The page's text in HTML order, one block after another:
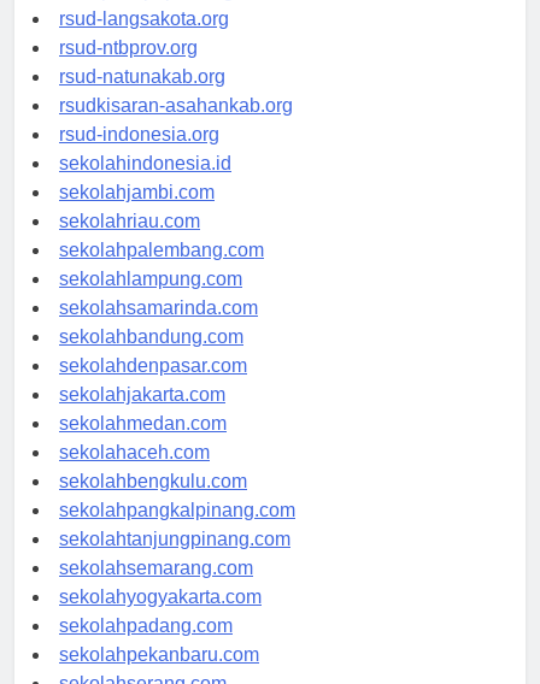
rsudtpi-kepriprov.org
rsud-langsakota.org
rsud-ntbprov.org
rsud-natunakab.org
rsudkisaran-asahankab.org
rsud-indonesia.org
sekolahindonesia.id
sekolahjambi.com
sekolahriau.com
sekolahpalembang.com
sekolahlampung.com
sekolahsamarinda.com
sekolahbandung.com
sekolahdenpasar.com
sekolahjakarta.com
sekolahmedan.com
sekolahaceh.com
sekolahbengkulu.com
sekolahpangkalpinang.com
sekolahtanjungpinang.com
sekolahsemarang.com
sekolahyogyakarta.com
sekolahpadang.com
sekolahpekanbaru.com